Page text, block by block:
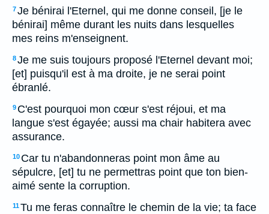
7Je bénirai l'Eternel, qui me donne conseil, [je le
bénirai] même durant les nuits dans lesquelles
mes reins m'enseignent.
8Je me suis toujours proposé l'Eternel devant moi;
[et] puisqu'il est à ma droite, je ne serai point
ébranlé.
9 C'est pourquoi mon cœur s'est réjoui, et ma
langue s'est égayée; aussi ma chair habitera avec
assurance.
10 Car tu n'abandonneras point mon âme au
sépulcre, [et] tu ne permettras point que ton bien-
aimé sente la corruption.
11Tu me feras connaître le chemin de la vie; ta face